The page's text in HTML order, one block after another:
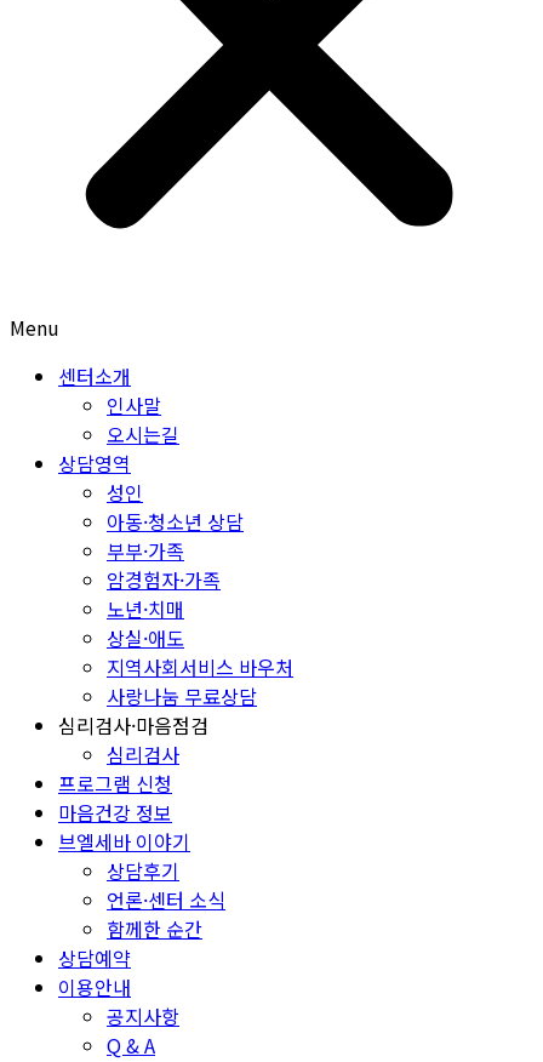
Menu
센터소개
인사말
오시는길
상담영역
성인
아동·청소년 상담
부부·가족
암경험자·가족
노년·치매
상실·애도
지역사회서비스 바우처
사랑나눔 무료상담
심리검사·마음점검
심리검사
프로그램 신청
마음건강 정보
브엘세바 이야기
상담후기
언론·센터 소식
함께한 순간
상담예약
이용안내
공지사항
Q & A